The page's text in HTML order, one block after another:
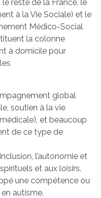
reste de la France, le
à la Vie Sociale) et le
Médico-Social
la colonne
à domicile pour
global
soutien à la vie
et beaucoup
de ce type de
l’autonomie et
et aux loisirs.
une compétence ou
autisme.